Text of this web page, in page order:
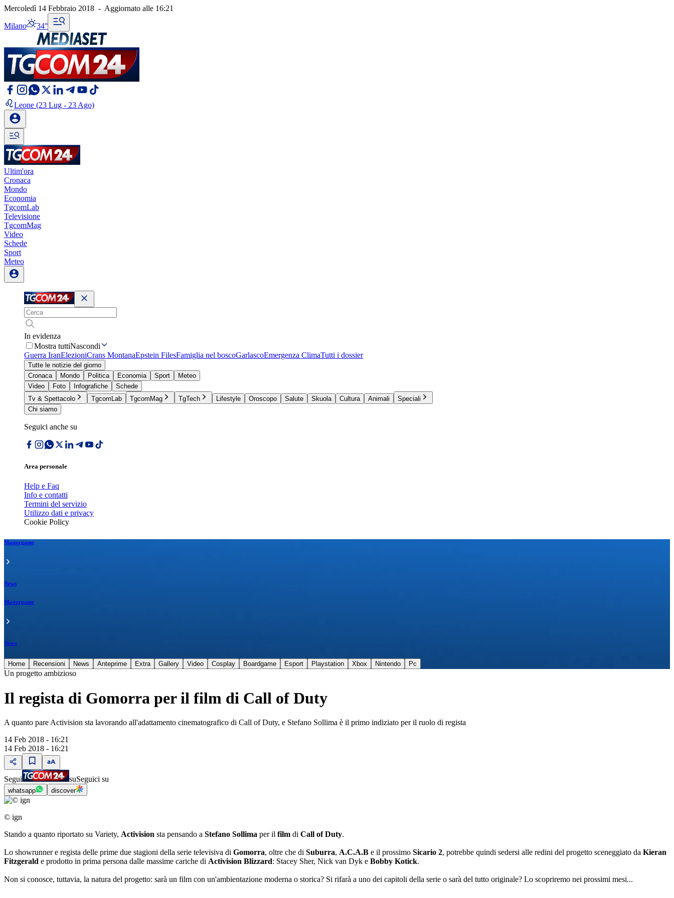
Mercoledì 14 Febbraio 2018 - Aggiornato alle 16:21
Milano 34°
Leone (23 Lug - 23 Ago)
Ultim'ora
Cronaca
Mondo
Economia
TgcomLab
Televisione
TgcomMag
Video
Schede
Sport
Meteo
In evidenza
Mostra tuttiNascondi
Guerra IranElezioniCrans MontanaEpstein FilesFamiglia nel boscoGarlascoEmergenza ClimaTutti i dossier
Tutte le notizie del giorno
Cronaca
Mondo Politica Economia Sport
Meteo
Video
Foto Infografiche
Schede
Tv & Spettacolo
TgcomLab TgcomMag TgTech Lifestyle Oroscopo Salute Skuola Cultura Animali
Speciali
Chi siamo
Seguici anche su
Area personale
Help e Faq
Info e contatti
Termini del servizio
Utilizzo dati e privacy
Cookie Policy
Mastergame
News
Mastergame
News
Home Recensioni News Anteprime Extra Gallery Video Cosplay Boardgame Esport Playstation Xbox Nintendo Pc
Un progetto ambizioso
Il regista di Gomorra per il film di Call of Duty
A quanto pare Activision sta lavorando all'adattamento cinematografico di Call of Duty, e Stefano Sollima è il primo indiziato per il ruolo di regista
14 Feb 2018 - 16:21
14 Feb 2018 - 16:21
Segui suSeguici su
whatsapp discover
© ign
Stando a quanto riportato su Variety, Activision sta pensando a Stefano Sollima per il film di Call of Duty.
Lo showrunner e regista delle prime due stagioni della serie televisiva di Gomorra, oltre che di Suburra, A.C.A.B e il prossimo Sicario 2, potrebbe quindi sedersi alle redini del progetto sceneggiato da Kieran
Fitzgerald e prodotto in prima persona dalle massime cariche di Activision Blizzard: Stacey Sher, Nick van Dyk e Bobby Kotick.
Non si conosce, tuttavia, la natura del progetto: sarà un film con un'ambientazione moderna o storica? Si rifarà a uno dei capitoli della serie o sarà del tutto originale? Lo scopriremo nei prossimi mesi...